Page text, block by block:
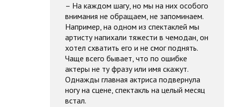
– На каждом шагу, но мы на них особого
внимания не обращаем, не запоминаем.
Например, на одном из спектаклей мы
артисту напихали тяжести в чемодан, он
хотел схватить его и не смог поднять.
Чаще всего бывает, что по ошибке
актеры не ту фразу или имя скажут.
Однажды главная актриса подвернула
ногу на сцене, спектакль на целый месяц
встал.